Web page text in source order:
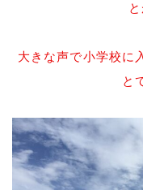
大きな声で小学校に
と